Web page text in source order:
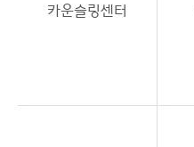
카운슬링센터